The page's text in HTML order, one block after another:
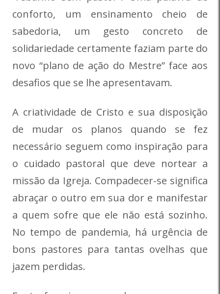
conforto, um ensinamento cheio de
sabedoria, um gesto concreto de
solidariedade certamente faziam parte do
novo “plano de ação do Mestre” face aos
desafios que se lhe apresentavam.
A criatividade de Cristo e sua disposição
de mudar os planos quando se fez
necessário seguem como inspiração para
o cuidado pastoral que deve nortear a
missão da Igreja. Compadecer-se significa
abraçar o outro em sua dor e manifestar
a quem sofre que ele não está sozinho.
No tempo de pandemia, há urgência de
bons pastores para tantas ovelhas que
jazem perdidas.